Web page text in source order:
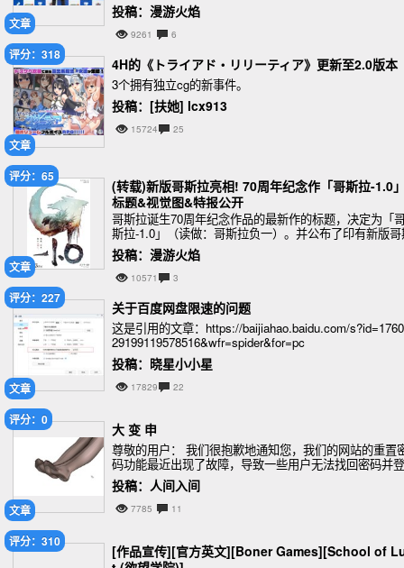
文章
投稿：漫游火焰
9261 6
文章
评分：318
4H的《トライアド・リリーティア》更新至2.0版本
3个拥有独立cg的新事件。
投稿：[扶她] lcx913
15724 25
文章
评分：65
(转载)新版哥斯拉亮相! 70周年纪念作「哥斯拉-1.0
标题&视觉图&特报公开
哥斯拉诞生70周年纪念作品的最新作的标题，决定为「
斯拉-1.0」（读做：哥斯拉负一）。并公布了印有新版
拉的视觉图、首份影像的特报。
投稿：漫游火焰
10571 3
文章
评分：227
关于百度网盘限速的问题
这是引用的文章：https://baijiahao.baidu.com/
29199119578516&wfr=spider&for=pc
投稿：晓星小小星
17829 22
文章
评分：0
大 变 申
尊敬的用户： 我们很抱歉地通知您，我们的网站的重置
码功能最近出现了故障，导致一些用户无法找回密码并登
录。我们深表歉意，给您带来了不便。 我们立即采取措
修复了该问题，并确认该功能已经完全
投稿：人间入间
7785 11
评分：310
[作品宣传][官方英文][Boner Games][School of